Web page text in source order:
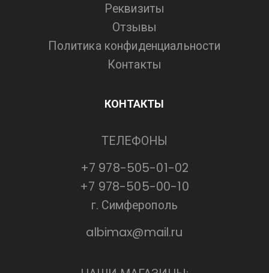
Реквизиты
Отзывы
Политика конфиденциальности
Контакты
КОНТАКТЫ
ТЕЛЕФОНЫ
+7 978-505-01-02
+7 978-505-00-10
г. Симферополь
albimax@mail.ru